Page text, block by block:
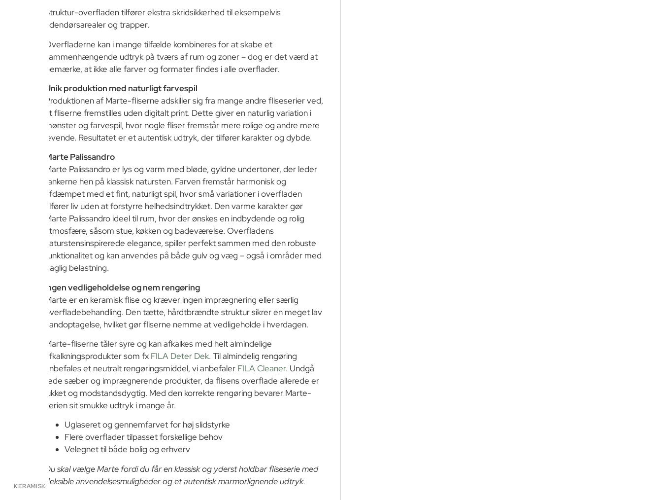
KERAMISK
Struktur-overfladen tilfører ekstra skridsikkerhed til eksempelvis
udendørsarealer og trapper.
Overfladerne kan i mange tilfælde kombineres for at skabe et
sammenhængende udtryk på tværs af rum og zoner – dog er det værd at
bemærke, at ikke alle farver og formater findes i alle overflader.
Unik produktion med naturligt farvespil
Produktionen af Marte-fliserne adskiller sig fra mange andre fliseserier ved,
at fliserne fremstilles uden digitalt print. Dette giver en naturlig variation i
mønster og farvespil, hvor nogle fliser fremstår mere rolige og andre mere
levende. Resultatet er et autentisk udtryk, der tilfører karakter og dybde.
Marte Palissandro
Marte Palissandro er lys og varm med bløde, gyldne undertoner, der leder
tankerne hen på klassisk natursten. Farven fremstår harmonisk og
afdæmpet med et fint, naturligt spil, hvor små variationer i overfladen
tilfører liv uden at forstyrre helhedsindtrykket. Den varme karakter gør
Marte Palissandro ideel til rum, hvor der ønskes en indbydende og rolig
atmosfære, såsom stue, køkken og badeværelse. Overfladens
naturstensinspirerede elegance, spiller perfekt sammen med den robuste
funktionalitet og kan anvendes på både gulv og væg – også i områder med
daglig belastning.
Ingen vedligeholdelse og nem rengøring
Marte er en keramisk flise og kræver ingen imprægnering eller særlig
overfladebehandling. Den tætte, hårdtbrændte struktur sikrer en meget lav
vandoptagelse, hvilket gør fliserne nemme at vedligeholde i hverdagen.
Marte-fliserne tåler syre og kan afkalkes med helt almindelige
afkalkningsprodukter som fx FILA Deter Dek. Til almindelig rengøring
anbefales et neutralt rengøringsmiddel, vi anbefaler FILA Cleaner. Undgå
fede sæber og imprægnerende produkter, da flisens overflade allerede er
lukket og modstandsdygtig. Med den korrekte rengøring bevarer Marte-
serien sit smukke udtryk i mange år.
Uglaseret og gennemfarvet for høj slidstyrke
Flere overflader tilpasset forskellige behov
Velegnet til både bolig og erhverv
Du skal vælge Marte fordi du får en klassisk og yderst holdbar fliseserie med
fleksible anvendelsesmuligheder og et autentisk marmorlignende udtryk.